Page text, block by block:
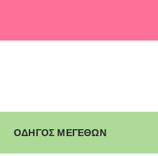
ΟΔΗΓΟΣ ΜΕΓΕΘΩΝ